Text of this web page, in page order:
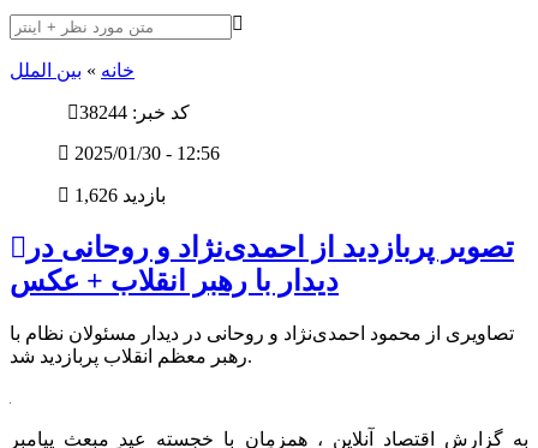
خانه » بین الملل
کد خبر: 38244
2025/01/30 - 12:56
1,626 بازدید
تصویر پربازدید از احمدی‌نژاد و روحانی در
دیدار با رهبر انقلاب + عکس
تصاویری از محمود احمدی‌نژاد و روحانی در دیدار مسئولان نظام با
رهبر معظم انقلاب پربازدید شد.
به گزارش اقتصاد آنلاین ، همزمان با خجسته عید مبعث پیامبر